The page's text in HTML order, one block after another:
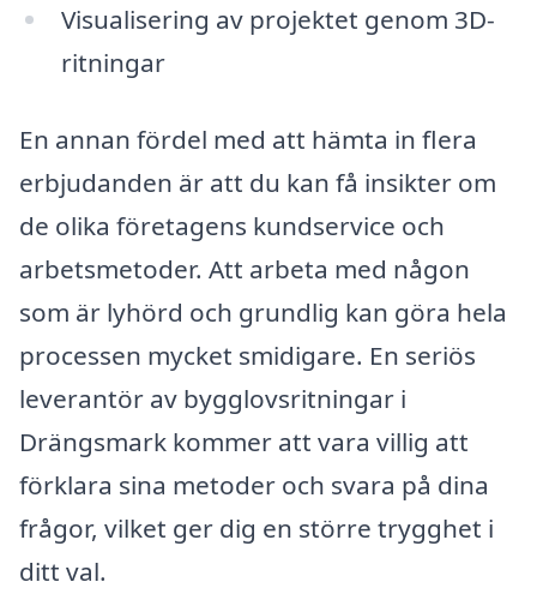
Visualisering av projektet genom 3D-
ritningar
En annan fördel med att hämta in flera
erbjudanden är att du kan få insikter om
de olika företagens kundservice och
arbetsmetoder. Att arbeta med någon
som är lyhörd och grundlig kan göra hela
processen mycket smidigare. En seriös
leverantör av bygglovsritningar i
Drängsmark kommer att vara villig att
förklara sina metoder och svara på dina
frågor, vilket ger dig en större trygghet i
ditt val.